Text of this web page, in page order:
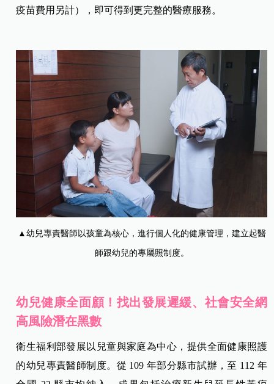
疫苗費用另計），即可得到更完整的醫療服務。
▲幼兒專責醫師以孩童為核心，進行個人化的健康管理，建立起醫
師跟幼兒的專屬照制度。
幼兒健康全面顧！找出發展遲緩、社會安全網
高風險潛在黑數
衛生福利部發展以兒童與家庭為中心，提供全面健康照護
的幼兒專責醫師制度。從 109 年部分縣市試辦，至 112 年